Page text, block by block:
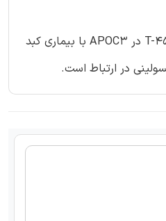
پولیمورفیسم C482T و T-455C در APOC3 با بیماری کبد
در ارتباط است.